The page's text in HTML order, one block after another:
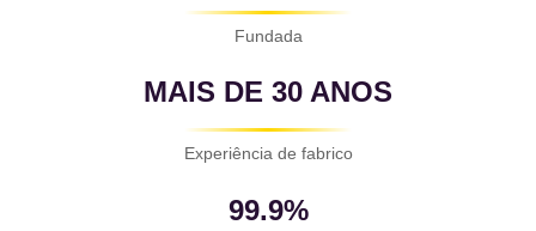
Fundada
MAIS DE 30 ANOS
Experiência de fabrico
99.9%